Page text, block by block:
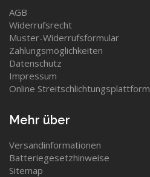
AGB
Widerrufsrecht
Muster-Widerrufsformular
Zahlungsmöglichkeiten
Datenschutz
Impressum
Online Streitschlichtungsplattform
Mehr über
Versandinformationen
Batteriegesetzhinweise
Sitemap